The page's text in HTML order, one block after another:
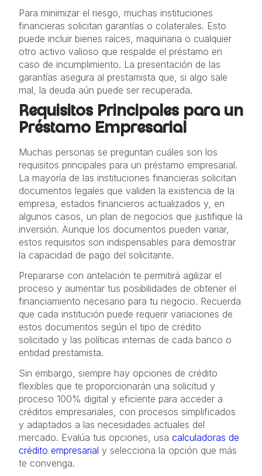
Para minimizar el riesgo, muchas instituciones
financieras solicitan garantías o colaterales. Esto
puede incluir bienes raíces, maquinaria o cualquier
otro activo valioso que respalde el préstamo en
caso de incumplimiento. La presentación de las
garantías asegura al prestamista que, si algo sale
mal, la deuda aún puede ser recuperada.
Requisitos Principales para un
Préstamo Empresarial
Muchas personas se preguntan cuáles son los
requisitos principales para un préstamo empresarial.
La mayoría de las instituciones financieras solicitan
documentos legales que validen la existencia de la
empresa, estados financieros actualizados y, en
algunos casos, un plan de negocios que justifique la
inversión. Aunque los documentos pueden variar,
estos requisitos son indispensables para demostrar
la capacidad de pago del solicitante.
Prepararse con antelación te permitirá agilizar el
proceso y aumentar tus posibilidades de obtener el
financiamiento necesario para tu negocio. Recuerda
que cada institución puede requerir variaciones de
estos documentos según el tipo de crédito
solicitado y las políticas internas de cada banco o
entidad prestamista.
Sin embargo, siempre hay opciones de crédito
flexibles que te proporcionarán una solicitud y
proceso 100% digital y eficiente para acceder a
créditos empresariales, con procesos simplificados
y adaptados a las necesidades actuales del
mercado. Evalúa tus opciones, usa calculadoras de
crédito empresarial y selecciona la opción que más
te convenga.